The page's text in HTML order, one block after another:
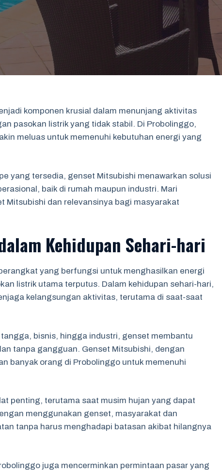
komponen krusial dalam menunjang aktivitas
pasokan listrik yang tidak stabil. Di Probolinggo,
meluas untuk memenuhi kebutuhan energi yang
yang tersedia, genset Mitsubishi menawarkan solusi
baik di rumah maupun industri. Mari
Mitsubishi dan relevansinya bagi masyarakat
Kehidupan Sehari-hari
yang berfungsi untuk menghasilkan energi
listrik utama terputus. Dalam kehidupan sehari-hari,
kelangsungan aktivitas, terutama di saat-saat
bisnis, hingga industri, genset membantu
tanpa gangguan. Genset Mitsubishi, dengan
banyak orang di Probolinggo untuk memenuhi
penting, terutama saat musim hujan yang dapat
menggunakan genset, masyarakat dan
tanpa harus menghadapi batasan akibat hilangnya
juga mencerminkan permintaan pasar yang